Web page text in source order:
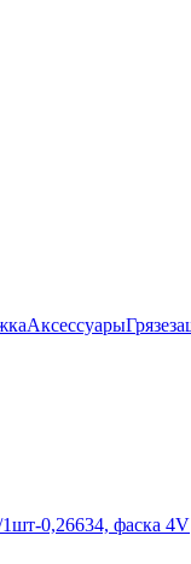
Аксессуары
0,26634, фаска 4V